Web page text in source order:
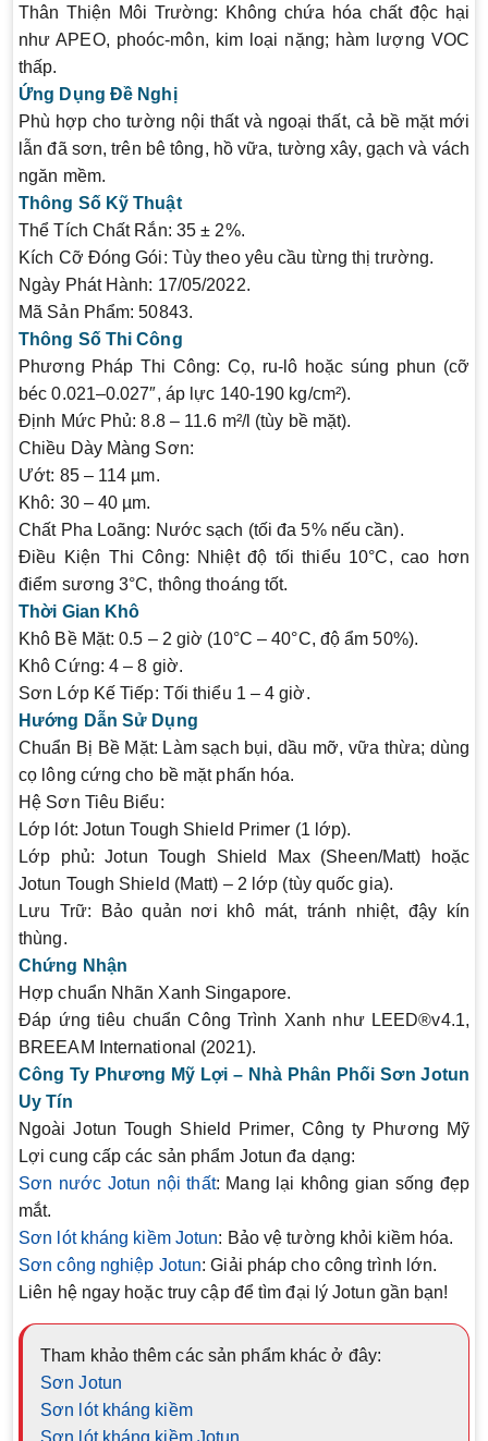
Thân Thiện Môi Trường: Không chứa hóa chất độc hại
như APEO, phoóc-môn, kim loại nặng; hàm lượng VOC
thấp.
Ứng Dụng Đề Nghị
Phù hợp cho tường nội thất và ngoại thất, cả bề mặt mới
lẫn đã sơn, trên bê tông, hồ vữa, tường xây, gạch và vách
ngăn mềm.
Thông Số Kỹ Thuật
Thể Tích Chất Rắn: 35 ± 2%.
Kích Cỡ Đóng Gói: Tùy theo yêu cầu từng thị trường.
Ngày Phát Hành: 17/05/2022.
Mã Sản Phẩm: 50843.
Thông Số Thi Công
Phương Pháp Thi Công: Cọ, ru-lô hoặc súng phun (cỡ
béc 0.021–0.027″, áp lực 140-190 kg/cm²).
Định Mức Phủ: 8.8 – 11.6 m²/l (tùy bề mặt).
Chiều Dày Màng Sơn:
Ướt: 85 – 114 µm.
Khô: 30 – 40 µm.
Chất Pha Loãng: Nước sạch (tối đa 5% nếu cần).
Điều Kiện Thi Công: Nhiệt độ tối thiểu 10°C, cao hơn
điểm sương 3°C, thông thoáng tốt.
Thời Gian Khô
Khô Bề Mặt: 0.5 – 2 giờ (10°C – 40°C, độ ẩm 50%).
Khô Cứng: 4 – 8 giờ.
Sơn Lớp Kế Tiếp: Tối thiểu 1 – 4 giờ.
Hướng Dẫn Sử Dụng
Chuẩn Bị Bề Mặt: Làm sạch bụi, dầu mỡ, vữa thừa; dùng
cọ lông cứng cho bề mặt phấn hóa.
Hệ Sơn Tiêu Biểu:
Lớp lót: Jotun Tough Shield Primer (1 lớp).
Lớp phủ: Jotun Tough Shield Max (Sheen/Matt) hoặc
Jotun Tough Shield (Matt) – 2 lớp (tùy quốc gia).
Lưu Trữ: Bảo quản nơi khô mát, tránh nhiệt, đậy kín
thùng.
Chứng Nhận
Hợp chuẩn Nhãn Xanh Singapore.
Đáp ứng tiêu chuẩn Công Trình Xanh như LEED®v4.1,
BREEAM International (2021).
Công Ty Phương Mỹ Lợi – Nhà Phân Phối Sơn Jotun
Uy Tín
NgoàiJotun Tough Shield Primer, Công ty Phương Mỹ
Lợi cung cấp các sản phẩm Jotun đa dạng:
Sơn nước Jotun nội thất: Mang lại không gian sống đẹp
mắt.
Sơn lót kháng kiềm Jotun: Bảo vệ tường khỏi kiềm hóa.
Sơn công nghiệp Jotun: Giải pháp cho công trình lớn.
Liên hệ ngay hoặc truy cập để tìm đại lý Jotun gần bạn!
Tham khảo thêm các sản phẩm khác ở đây:
Sơn Jotun
Sơn lót kháng kiềm
Sơn lót kháng kiềm Jotun